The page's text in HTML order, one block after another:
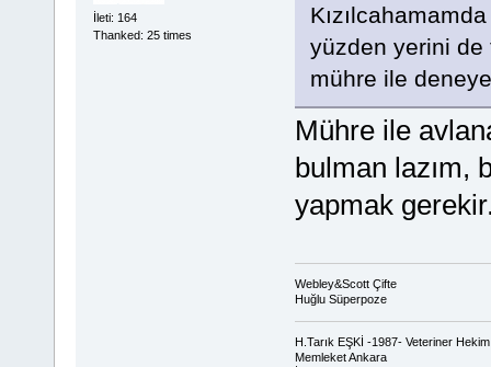
İleti: 164
Thanked: 25 times
yüzden yerini de
mühre ile
Mühre ile
bulman lazım,
yapmak
Webley&Scott Çifte
Huğlu Süperpoze
H.Tarık EŞKİ -1987- Veteriner Hekim
Memleket Ankara